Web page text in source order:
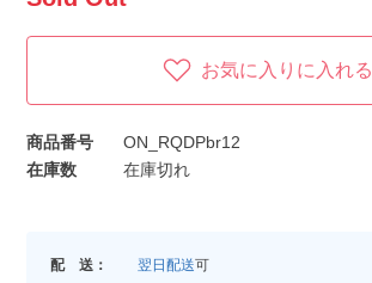
お気に入りに入れる
商品番号
ON_RQDPbr12
在庫数
在庫切れ
配 送： 翌日配送可